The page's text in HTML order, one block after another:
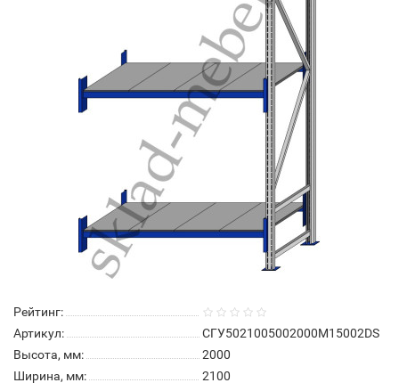
Рейтинг:
Артикул:
СГУ5021005002000М15002DS
Высота, мм:
2000
Ширина, мм:
2100